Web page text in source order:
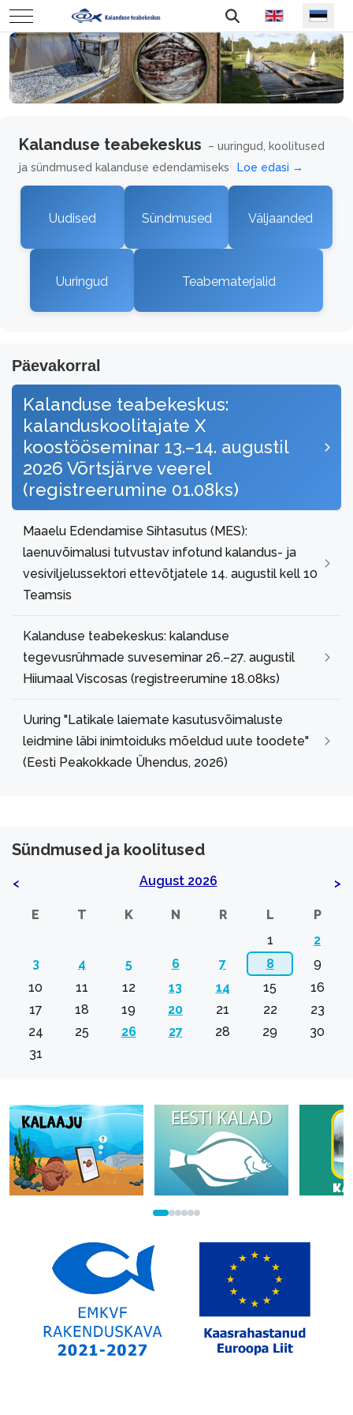
Mobile Menu Toggle Vali keel
Kalanduse teabekeskus
– uuringud, koolitused
ja sündmused kalanduse edendamiseks
Loe edasi →
Uudised Sündmused Väljaanded
Uuringud Teabematerjalid
Päevakorral
Kalanduse teabekeskus:
kalanduskoolitajate X
koostööseminar 13.–14. augustil
2026 Võrtsjärve veerel
(registreerumine 01.08ks)
Maaelu Edendamise Sihtasutus (MES):
laenuvõimalusi tutvustav infotund kalandus- ja
vesiviljelussektori ettevõtjatele 14. augustil kell 10
Teamsis
Kalanduse teabekeskus: kalanduse
tegevusrühmade suveseminar 26.–27. augustil
Hiiumaal Viscosas (registreerumine 18.08ks)
Uuring "Latikale laiemate kasutusvõimaluste
leidmine läbi inimtoiduks mõeldud uute toodete"
(Eesti Peakokkade Ühendus, 2026)
Sündmused ja koolitused
< August 2026 >
E T K N R L
P
1
2
3
4 5 6 7 8
9
10
11 12 13 14 15
16
17
18 19 20 21 22
23
24
25 26 27 28 29
30
31